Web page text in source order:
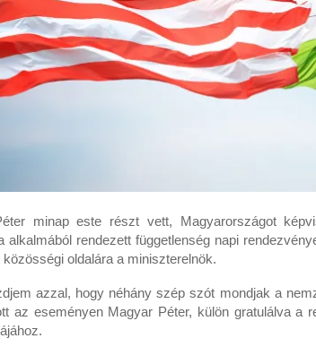
minap este részt vett, Magyarországot
alkalmából rendezett függetlenség napi
közösségi oldalára a miniszterelnök.
azzal, hogy néhány szép szót mondjak a
az eseményen Magyar Péter, külön gratulálva a